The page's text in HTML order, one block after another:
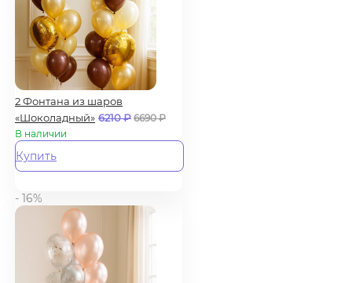
2 Фонтана из шаров
«Шоколадный» 6210₽ 6690₽
В наличии
Купить
- 16%